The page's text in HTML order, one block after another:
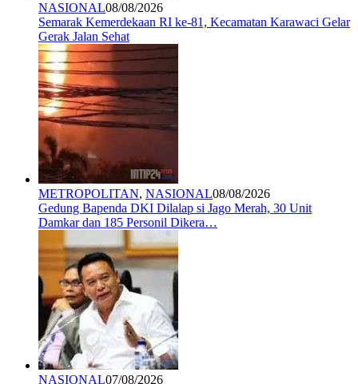
NASIONAL08/08/2026
Semarak Kemerdekaan RI ke-81, Kecamatan Karawaci Gelar
Gerak Jalan Sehat
METROPOLITAN, NASIONAL08/08/2026
Gedung Bapenda DKI Dilalap si Jago Merah, 30 Unit
Damkar dan 185 Personil Dikera…
NASIONAL07/08/2026